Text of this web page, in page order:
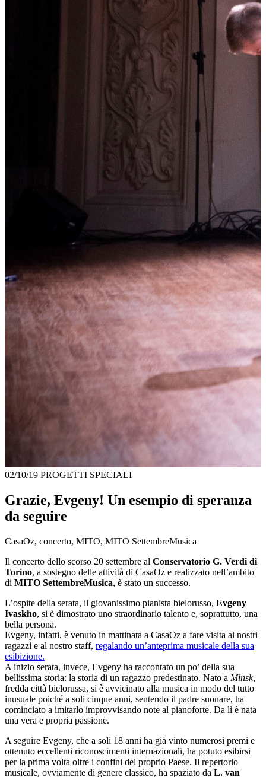
02/10/19 PROGETTI SPECIALI
Grazie, Evgeny! Un esempio di speranza
da seguire
CasaOz, concerto, MITO, MITO SettembreMusica
Il concerto dello scorso 20 settembre al Conservatorio G. Verdi di
Torino, a sostegno delle attività di CasaOz e realizzato nell’ambito
di MITO SettembreMusica, è stato un successo.
L’ospite della serata, il giovanissimo pianista bielorusso, Evgeny
Ivaskho, si è dimostrato uno straordinario talento e, soprattutto, una
bella persona.
Evgeny, infatti, è venuto in mattinata a CasaOz a fare visita ai nostri
ragazzi e al nostro staff, regalando un’anteprima musicale della sua
esibizione.
A inizio serata, invece, Evgeny ha raccontato un po’ della sua
bellissima storia: la storia di un ragazzo predestinato. Nato a Minsk,
fredda città bielorussa, si è avvicinato alla musica in modo del tutto
inusuale poiché a soli cinque anni, sentendo il padre suonare, ha
cominciato a imitarlo improvvisando note al pianoforte. Da lì è nata
una vera e propria passione.
A seguire Evgeny, che a soli 18 anni ha già vinto numerosi premi e
ottenuto eccellenti riconoscimenti internazionali, ha potuto esibirsi
per la prima volta oltre i confini del proprio Paese. Il repertorio
musicale, ovviamente di genere classico, ha spaziato da L. van